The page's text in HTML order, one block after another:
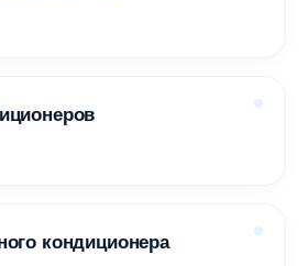
кондиционера